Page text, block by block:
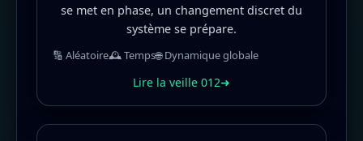
se met en phase, un changement discret du
système se prépare.
🔢 Aléatoire🕰️ Temps🌐 Dynamique globale
Lire la veille 012➜